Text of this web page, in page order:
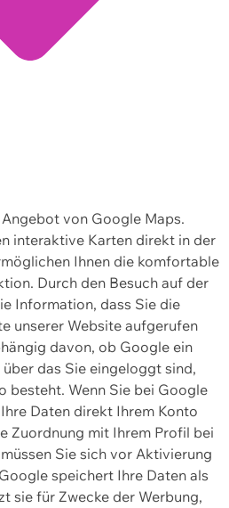
von Google Maps.
interaktive Karten direkt in der
Ihnen die komfortable
Durch den Besuch auf der
Information, dass Sie die
unserer Website aufgerufen
davon, ob Google ein
das Sie eingeloggt sind,
besteht. Wenn Sie bei Google
Daten direkt Ihrem Konto
Zuordnung mit Ihrem Profil bei
Sie sich vor Aktivierung
speichert Ihre Daten als
sie für Zwecke der Werbung,